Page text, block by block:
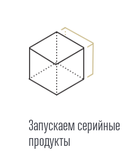
Запускаем серийные
продукты